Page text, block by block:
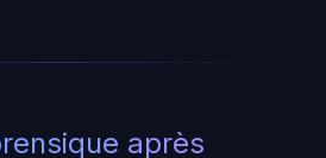
après